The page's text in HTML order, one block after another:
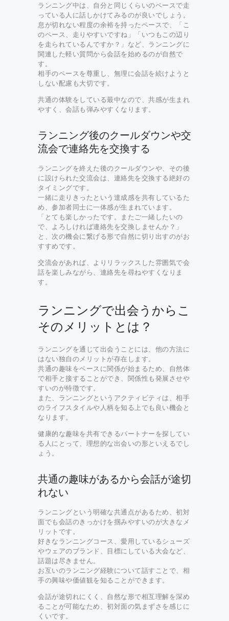
ランニング中は、自分と同じくらいのペースで走
っている人に話しかけてみるのが良いでしょう。
息が切れない程度の余裕を持ったペースで、「こ
のペース、走りやすいですね」「いつもこの辺り
を走られているんですか？」など、ランニングに
関連した軽い質問から会話を始めるのが自然で
す。
相手のペースを尊重し、無理に会話を続けようと
しない配慮も大切です。
共通の体験をしている最中なので、共感が生まれ
やすく、会話も弾みやすくなります。
ランニング後のクールダウンや交
流会で連絡先を交換する
ランニングを終えた後のクールダウンや、その後
に設けられた交流会は、連絡先を交換する絶好の
タイミングです。
一緒に走りきったという達成感を共有しているた
め、参加者同士に一体感が生まれています。
「とても楽しかったです。またご一緒したいの
で、よろしければ連絡先を交換しませんか？」
と、次の機会に繋げる形で自然に切り出すのがお
すすめです。
交流会があれば、よりリラックスした雰囲気で会
話を楽しみながら、連絡先を尋ねやすくなりま
す。
ランニングで出会うからこ
そのメリットとは？
ランニングを通じて出会うことには、他の方法に
はない独自のメリットが存在します。
共通の趣味をベースに関係が始まるため、自然体
で相手と接することができ、関係性も発展させや
すいのが特徴です。
また、ランニングというアクティビティは、相手
のライフスタイルや人柄を知る上でも良い機会と
なります。
健康的な趣味を共有できるパートナーを探してい
る人にとって、理想的な出会いの形といえるでし
ょう。
共通の趣味があるから会話が途切
れない
ランニングという明確な共通点があるため、初対
面でも会話のきっかけを掴みやすいのが大きなメ
リットです。
好きなランニングコース、愛用しているシューズ
やウェアのブランド、目標にしている大会など、
話題は尽きません。
お互いのランニング経験について話すことで、相
手の興味や価値観を知ることができます。
会話が途切れにくく、自然な形で相互理解を深め
ることが可能なため、初対面の気まずさを感じに
くいです。